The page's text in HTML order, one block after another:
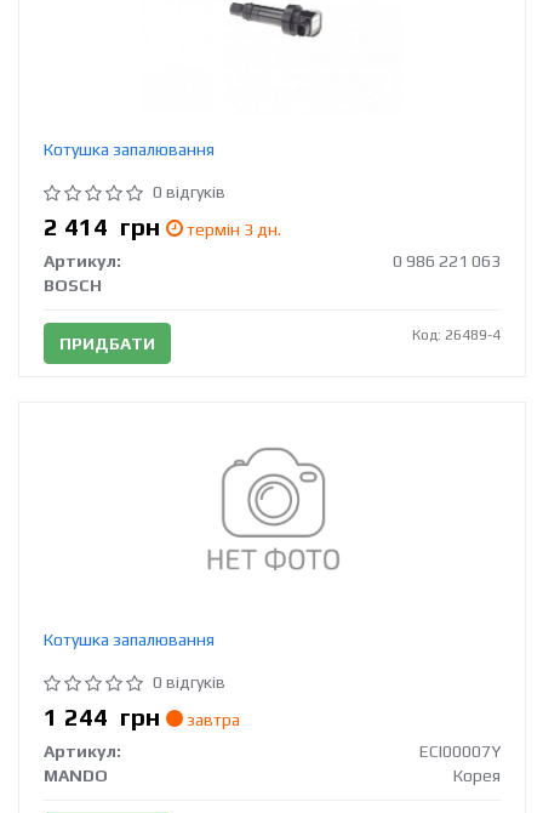
Котушка запалювання
0 відгуків
2 414 грн
термін 3 дн.
Артикул:
0 986 221 063
BOSCH
ПРИДБАТИ Код: 26489-4
Котушка запалювання
0 відгуків
1 244 грн
завтра
Артикул:
ECI00007Y
MANDO
Корея